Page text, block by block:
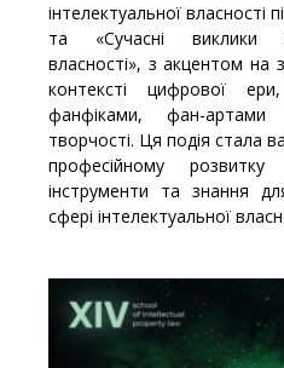
інтелектуальної власності
та «Сучасні виклики
власності», з акцентом на
контексті цифрової
фанфіками, фан-
творчості. Ця подія стала
професійному
інструменти та знання
сфері інтелектуальної